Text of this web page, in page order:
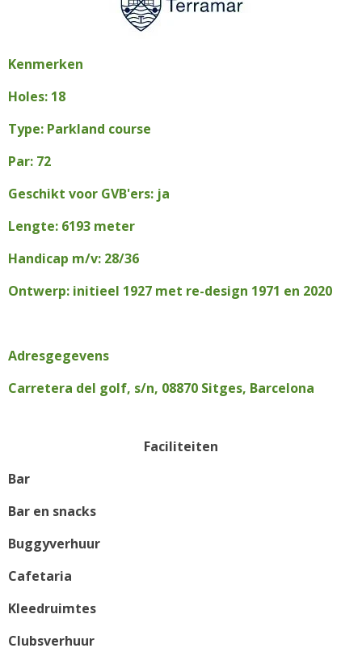
Kenmerken
Holes: 18
Type: Parkland course
Par: 72
Geschikt voor GVB'ers: ja
Lengte: 6193 meter
Handicap m/v: 28/36
Ontwerp: initieel 1927 met re-design 1971 en 2020
Adresgegevens
Carretera del golf, s/n, 08870 Sitges, Barcelona
Faciliteiten
Bar
Bar en snacks
Buggyverhuur
Cafetaria
Kleedruimtes
Clubsverhuur